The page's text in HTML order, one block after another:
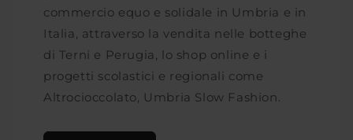
commercio equo e solidale in Umbria e in
Italia, attraverso la vendita nelle botteghe
di Terni e Perugia, lo shop online e i
progetti scolastici e regionali come
Altrocioccolato, Umbria Slow Fashion.